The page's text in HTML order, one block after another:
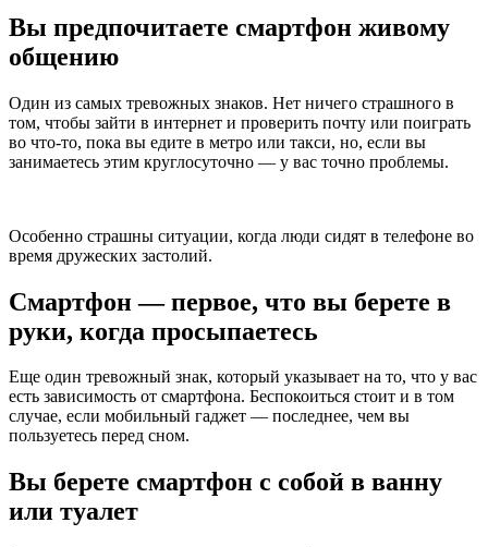
Вы предпочитаете смартфон живому
общению
Один из самых тревожных знаков. Нет ничего страшного в
том, чтобы зайти в интернет и проверить почту или поиграть
во что-то, пока вы едите в метро или такси, но, если вы
занимаетесь этим круглосуточно — у вас точно проблемы.
Особенно страшны ситуации, когда люди сидят в телефоне во
время дружеских застолий.
Смартфон — первое, что вы берете в
руки, когда просыпаетесь
Еще один тревожный знак, который указывает на то, что у вас
есть зависимость от смартфона. Беспокоиться стоит и в том
случае, если мобильный гаджет — последнее, чем вы
пользуетесь перед сном.
Вы берете смартфон с собой в ванну
или туалет